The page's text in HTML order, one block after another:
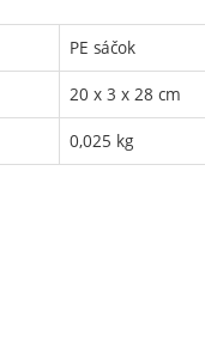
PE sáčok
20 x 3 x 28 cm
0,025 kg